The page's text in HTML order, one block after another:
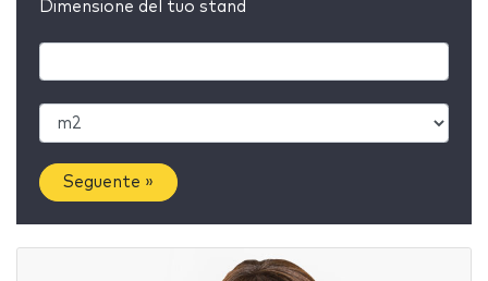
Dimensione del tuo stand
Seguente »